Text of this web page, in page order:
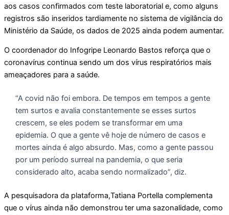
aos casos confirmados com teste laboratorial e, como alguns
registros são inseridos tardiamente no sistema de vigilância do
Ministério da Saúde, os dados de 2025 ainda podem aumentar.
O coordenador do Infogripe Leonardo Bastos reforça que o
coronavírus continua sendo um dos vírus respiratórios mais
ameaçadores para a saúde.
“A covid não foi embora. De tempos em tempos a gente
tem surtos e avalia constantemente se esses surtos
crescem, se eles podem se transformar em uma
epidemia. O que a gente vê hoje de número de casos e
mortes ainda é algo absurdo. Mas, como a gente passou
por um período surreal na pandemia, o que seria
considerado alto, acaba sendo normalizado”, diz.
A pesquisadora da plataforma,Tatiana Portella complementa
que o vírus ainda não demonstrou ter uma sazonalidade, como